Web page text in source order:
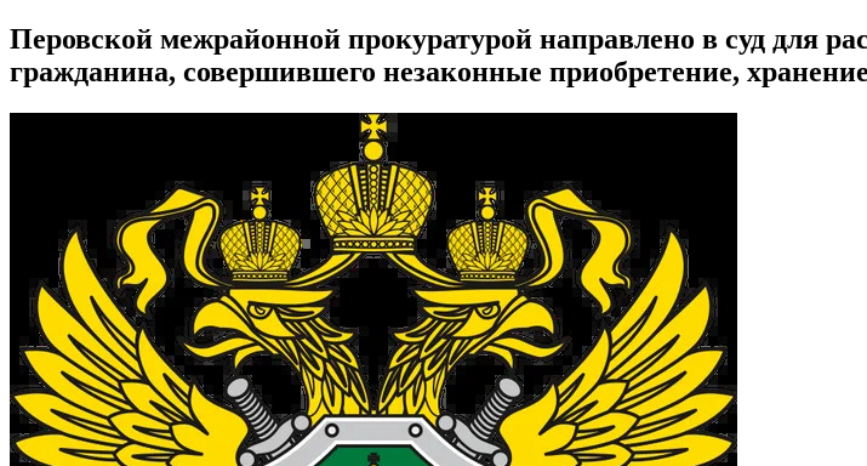
Перовской межрайонной прокуратурой направлено в суд для
гражданина, совершившего незаконные приобретение,